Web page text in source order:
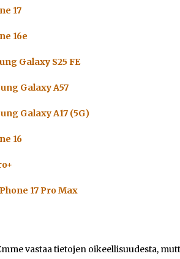
17
16e
Galaxy S25 FE
Galaxy A57
Galaxy A17 (5G)
16
17 Pro Max
vastaa tietojen oikeellisuudesta,